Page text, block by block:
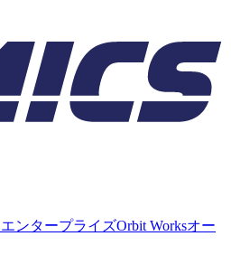
エンタープライズOrbit Worksオー